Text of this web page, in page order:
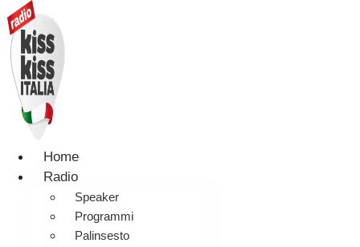
Home
Radio
Speaker
Programmi
Palinsesto